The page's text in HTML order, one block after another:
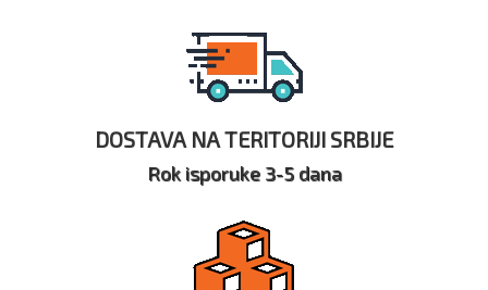
DOSTAVA NA TERITORIJI SRBIJE
Rok isporuke 3-5 dana